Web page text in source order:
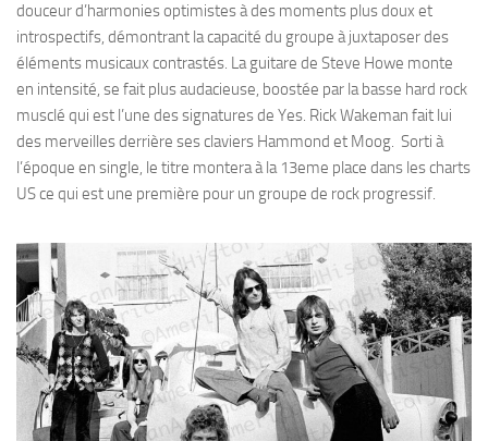
douceur d’harmonies optimistes à des moments plus doux et
introspectifs, démontrant la capacité du groupe à juxtaposer des
éléments musicaux contrastés. La guitare de Steve Howe monte
en intensité, se fait plus audacieuse, boostée par la basse hard rock
musclé qui est l’une des signatures de Yes. Rick Wakeman fait lui
des merveilles derrière ses claviers Hammond et Moog. Sorti à
l’époque en single, le titre montera à la 13eme place dans les charts
US ce qui est une première pour un groupe de rock progressif.